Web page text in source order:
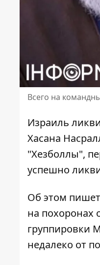
Всего на
Израиль
Хасана
"Хезболлы",
успешно
Об этом пишет
на похоронах
группировки
недалеко от